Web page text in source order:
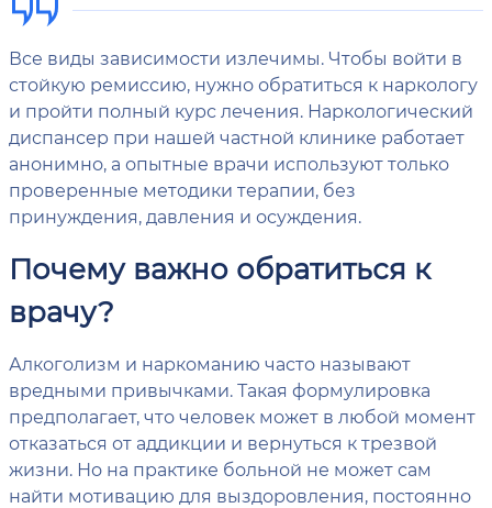
Все виды зависимости излечимы. Чтобы войти в
стойкую ремиссию, нужно обратиться к наркологу
и пройти полный курс лечения. Наркологический
диспансер при нашей частной клинике работает
анонимно, а опытные врачи используют только
проверенные методики терапии, без
принуждения, давления и осуждения.
Почему важно обратиться к
врачу?
Алкоголизм и наркоманию часто называют
вредными привычками. Такая формулировка
предполагает, что человек может в любой момент
отказаться от аддикции и вернуться к трезвой
жизни. Но на практике больной не может сам
найти мотивацию для выздоровления, постоянно